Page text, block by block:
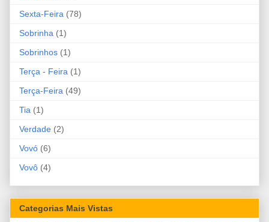
Sexta-Feira (78)
Sobrinha (1)
Sobrinhos (1)
Terça - Feira (1)
Terça-Feira (49)
Tia (1)
Verdade (2)
Vovó (6)
Vovô (4)
Categorias Mais Vistas